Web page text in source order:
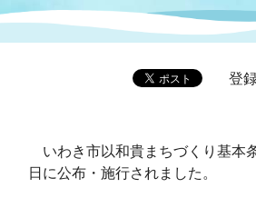
登
いわき市以和貴まちづくり基本
日に公布・施行されました。